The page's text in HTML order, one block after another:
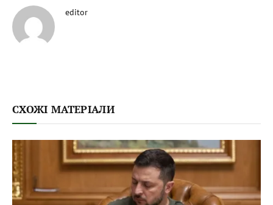
editor
СХОЖІ МАТЕРІАЛИ